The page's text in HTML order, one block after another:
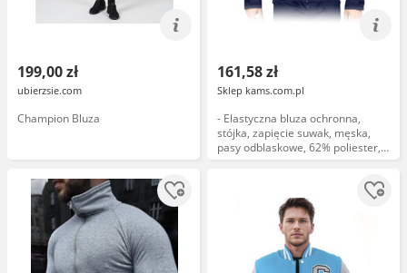
199,00 zł
ubierzsie.com
Champion Bluza
161,58 zł
Sklep kams.com.pl
- Elastyczna bluza ochronna,
stójka, zapięcie suwak, męska,
pasy odblaskowe, 62% poliester,
34% bawełna, 4% elastan